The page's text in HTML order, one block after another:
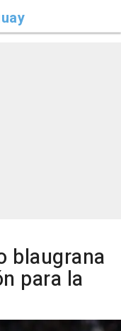
blaugrana
para la